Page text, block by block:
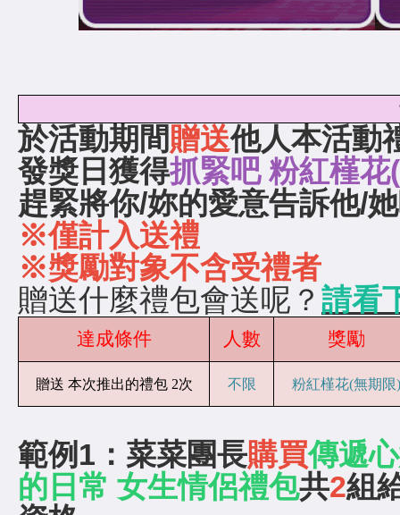
於活動期間贈送他人本活動
發獎日獲得抓緊吧 粉紅槿花
趕緊將你/妳的愛意告訴他/
※僅計入送禮
※獎勵對象不含受禮者
贈送什麼禮包會送呢？ 請看
達成條件 人數 獎勵
贈送 本次推出的禮包 2次 不限 粉紅槿花(無期限)
範例1：菜菜團長購買傳遞
的日常 女生情侶禮包共2組